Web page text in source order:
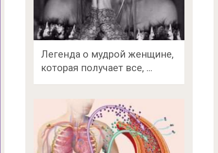
Легенда о мудрой женщине,
которая получает все, …